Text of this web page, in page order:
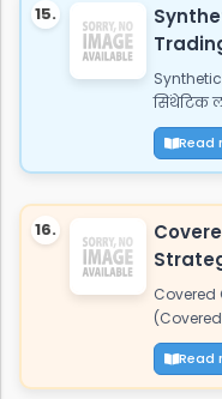
15.
सिंथेटिक
Read
16.
Covered
Read